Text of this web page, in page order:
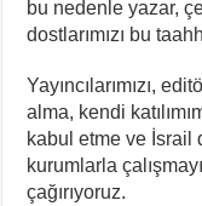
bu nedenle yazar,
dostlarımızı bu
Yayıncılarımızı,
alma, kendi
kabul etme ve İsrail
kurumlarla
çağırıyoruz.